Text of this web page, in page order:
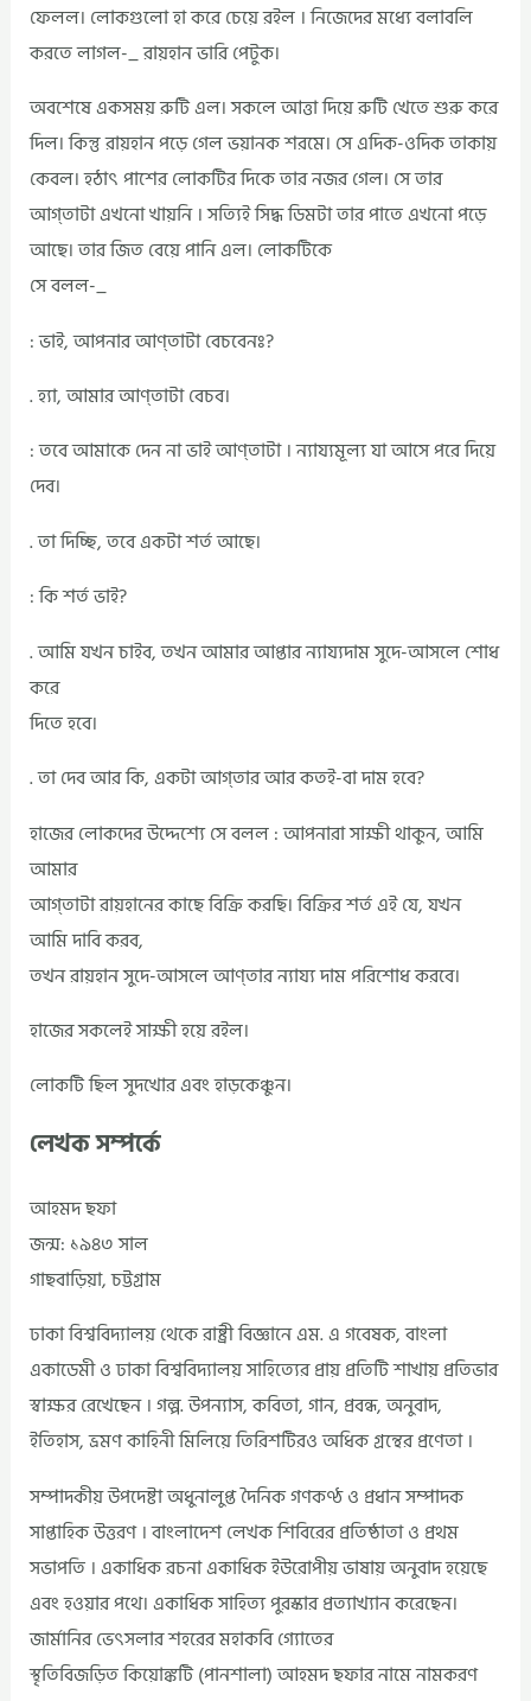
ফেলল। লোকগুলো হা করে চেয়ে রইল । নিজেদের মধ্যে বলাবলি
করতে লাগল-_ রায়হান ভারি পেটুক।
অবশেষে একসময় রুটি এল। সকলে আত্তা দিয়ে রুটি খেতে শুরু করে
দিল। কিন্তু রায়হান পড়ে গেল ভয়ানক শরমে। সে এদিক-ওদিক তাকায়
কেবল। হঠাৎ পাশের লোকটির দিকে তার নজর গেল। সে তার
আগ্তাটা এখনো খায়নি । সত্যিই সিদ্ধ ডিমটা তার পাতে এখনো পড়ে
আছে। তার জিত বেয়ে পানি এল। লোকটিকে
সে বলল-_
: ভাই, আপনার আণ্তাটা বেচবেনঃ?
. হ্যা, আমার আণ্তাটা বেচব।
: তবে আমাকে দেন না ভাই আণ্তাটা । ন্যায্যমূল্য যা আসে পরে দিয়ে
দেব।
. তা দিচ্ছি, তবে একটা শর্ত আছে।
: কি শর্ত ভাই?
. আমি যখন চাইব, তখন আমার আপ্তার ন্যায্যদাম সুদে-আসলে শোধ
করে
দিতে হবে।
. তা দেব আর কি, একটা আগ্তার আর কতই-বা দাম হবে?
হাজের লোকদের উদ্দেশ্যে সে বলল : আপনারা সাক্ষী থাকুন, আমি
আমার
আগ্তাটা রায়হানের কাছে বিক্রি করছি। বিক্রির শর্ত এই যে, যখন
আমি দাবি করব,
তখন রায়হান সুদে-আসলে আণ্তার ন্যায্য দাম পরিশোধ করবে।
হাজের সকলেই সাক্ষী হয়ে রইল।
লোকটি ছিল সুদখোর এবং হাড়কেঞ্চুন।
লেখক সম্পর্কে
আহমদ ছফা
জন্ম: ১৯৪৩ সাল
গাছবাড়িয়া, চট্টগ্রাম
ঢাকা বিশ্ববিদ্যালয় থেকে রাষ্ট্রী বিজ্ঞানে এম. এ গবেষক, বাংলা
একাডেমী ও ঢাকা বিশ্ববিদ্যালয় সাহিত্যের প্রায় প্রতিটি শাখায় প্রতিভার
স্বাক্ষর রেখেছেন । গল্প. উপন্যাস, কবিতা, গান, প্রবন্ধ, অনুবাদ,
ইতিহাস, ভ্রমণ কাহিনী মিলিয়ে তিরিশটিরও অধিক গ্রন্থের প্রণেতা ।
সম্পাদকীয় উপদেষ্টা অধুনালুপ্ত দৈনিক গণকণ্ঠ ও প্রধান সম্পাদক
সাপ্তাহিক উত্তরণ । বাংলাদেশ লেখক শিবিরের প্রতিষ্ঠাতা ও প্রথম
সভাপতি । একাধিক রচনা একাধিক ইউরোপীয় ভাষায় অনুবাদ হয়েছে
এবং হওয়ার পথে। একাধিক সাহিত্য পুরস্কার প্রত্যাখ্যান করেছেন।
জার্মানির ভেৎসলার শহরের মহাকবি গ্যোতের
স্থৃতিবিজড়িত কিয়োঙ্কটি (পানশালা) আহমদ ছফার নামে নামকরণ